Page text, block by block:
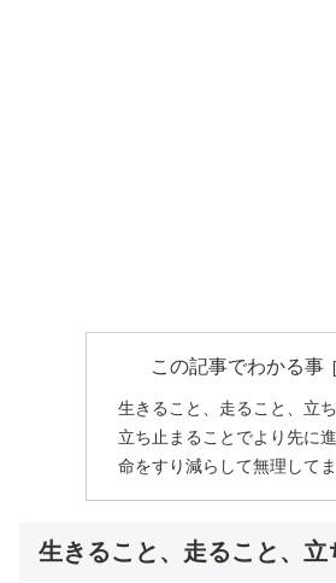
この記事でわかる事
生きること、走ること、立
立ち止まることでより先に
命をすり減らして無理して
生きること、走ること、立